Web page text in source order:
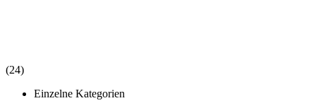
(24)
Einzelne Kategorien